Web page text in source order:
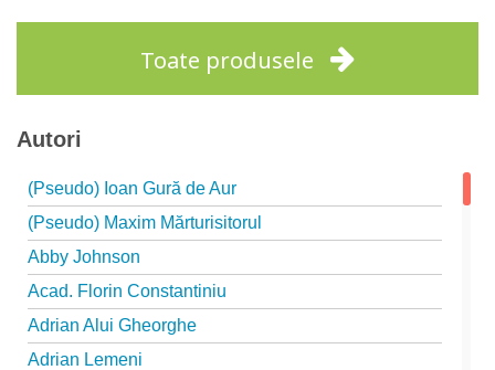
Toate produsele
Autori
(Pseudo) Ioan Gură de Aur
(Pseudo) Maxim Mărturisitorul
Abby Johnson
Acad. Florin Constantiniu
Adrian Alui Gheorghe
Adrian Lemeni